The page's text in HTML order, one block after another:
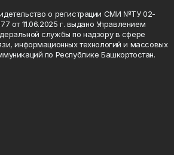
о регистрации СМИ №ТУ 02-
от 11.06.2025 г. выдано Управлением
службы по надзору в сфере
информационных технологий и массовых
по Республике Башкортостан.